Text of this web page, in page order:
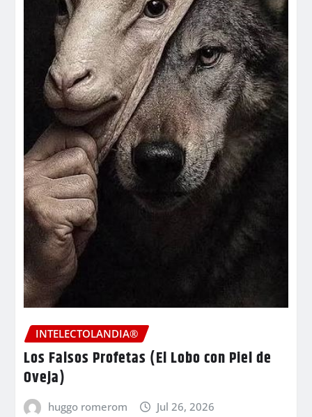
INTELECTOLANDIA®
Los Falsos Profetas (El Lobo con Piel de
Oveja)
huggo romerom Jul 26, 2026